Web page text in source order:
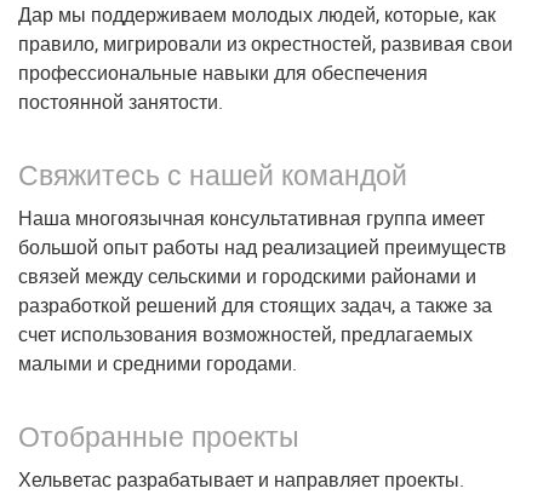
Дар мы поддерживаем молодых людей, которые, как
правило, мигрировали из окрестностей, развивая свои
профессиональные навыки для обеспечения
постоянной занятости.
Свяжитесь с нашей командой
Наша многоязычная консультативная группа имеет
большой опыт работы над реализацией преимуществ
связей между сельскими и городскими районами и
разработкой решений для стоящих задач, а также за
счет использования возможностей, предлагаемых
малыми и средними городами.
Отобранные проекты
Хельветас разрабатывает и направляет проекты.